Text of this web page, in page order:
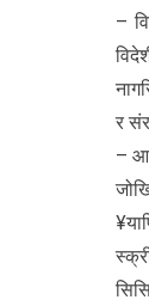
–
र
–